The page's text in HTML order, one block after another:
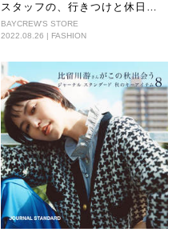
スタッフの、行きつけと休日ス
タイル。（関西・広島編）
BAYCREW'S STORE
2022.08.26 | FASHION